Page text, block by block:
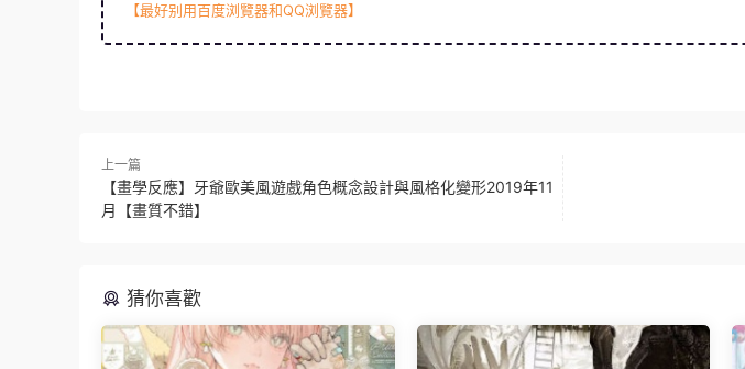
【最好别用百度浏覽器和QQ浏覽器】
上一篇
【畫學反應】牙爺歐美風遊戲角色概念設計與風格化變形2019年11
月【畫質不錯】
猜你喜歡